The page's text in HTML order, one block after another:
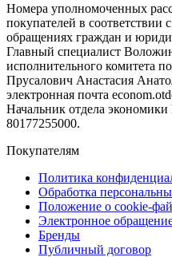
Номера уполномоченных
покупателей в соответствии
обращениях граждан и
Главный специалист
исполнительного комитета
Прусалович Анастасия
электронная почта
Начальник отдела
80177255000.
Покупателям
Политика
Обработка
Положение о cookie-
Электронное
Бренды
Публичный договор